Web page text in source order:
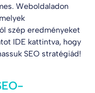
Weboldaladon
szép eredményeket
IDE kattintva, hogy
SEO stratégiád!